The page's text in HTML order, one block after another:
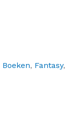
Boeken, Fantasy,